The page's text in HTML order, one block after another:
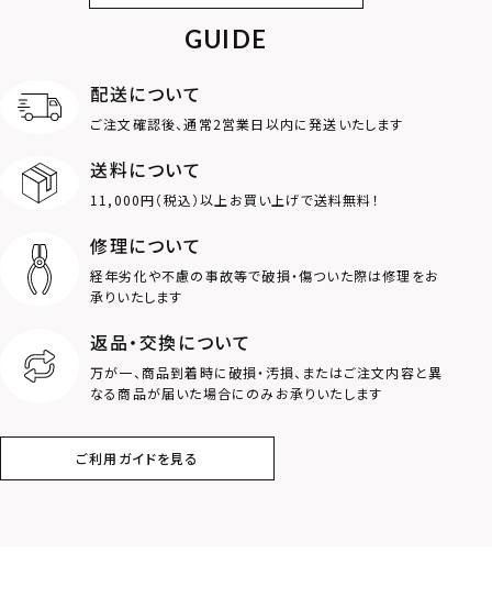
オンラインストア
ギフトボックス
ダブルリング
ロゴ
クラウン
GUIDE
配送について
ご注文確認後、通常2営業日以内に発送いたします
送料について
11,000円（税込）以上お買い上げで送料無料！
修理について
経年劣化や不慮の事故等で破損・傷ついた際は修理をお
承りいたします
返品・交換について
万が一、商品到着時に破損・汚損、またはご注文内容と異
なる商品が届いた場合にのみお承りいたします
ご利用ガイドを見る